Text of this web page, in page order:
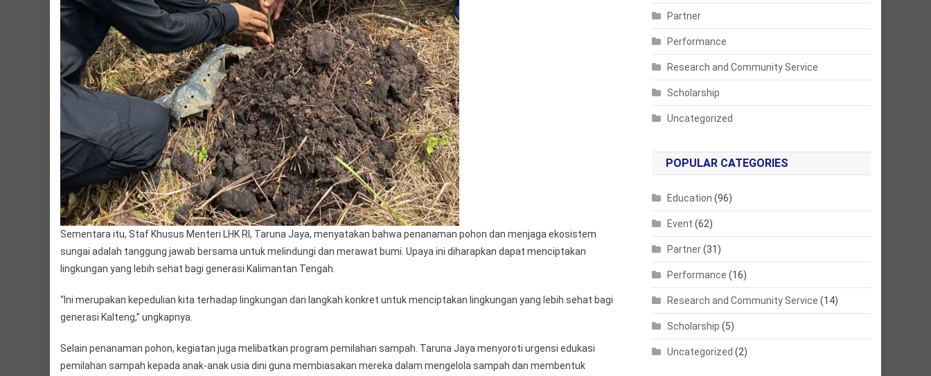
Sementara itu, Staf Khusus Menteri LHK RI, Taruna Jaya, menyatakan bahwa penanaman pohon dan menjaga ekosistem
sungai adalah tanggung jawab bersama untuk melindungi dan merawat bumi. Upaya ini diharapkan dapat menciptakan
lingkungan yang lebih sehat bagi generasi Kalimantan Tengah.
“Ini merupakan kepedulian kita terhadap lingkungan dan langkah konkret untuk menciptakan lingkungan yang lebih sehat bagi
generasi Kalteng,” ungkapnya.
Selain penanaman pohon, kegiatan juga melibatkan program pemilahan sampah. Taruna Jaya menyoroti urgensi edukasi
pemilahan sampah kepada anak-anak usia dini guna membiasakan mereka dalam mengelola sampah dan membentuk
Partner
Performance
Research and Community Service
Scholarship
Uncategorized
POPULAR CATEGORIES
Education (96)
Event (62)
Partner(31)
Performance (16)
Research and Community Service (14)
Scholarship (5)
Uncategorized (2)